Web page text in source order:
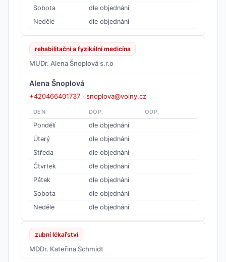
Sobota
dle objednání
Neděle
dle objednání
rehabilitační a fyzikální medicína
MUDr. Alena Šnoplová s.r.o
Alena Šnoplová
+420466401737 · snoplova@volny.cz
DEN DOP. ODP.
Pondělí
dle objednání
Úterý
dle objednání
Středa
dle objednání
Čtvrtek
dle objednání
Pátek
dle objednání
Sobota
dle objednání
Neděle
dle objednání
zubní lékařství
MDDr. Kateřina Schmidt